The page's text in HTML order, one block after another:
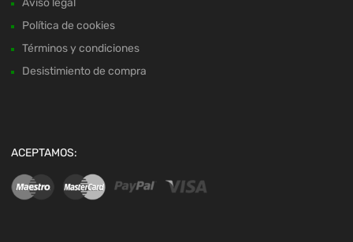
Aviso legal
Política de cookies
Términos y condiciones
Desistimiento de compra
ACEPTAMOS: